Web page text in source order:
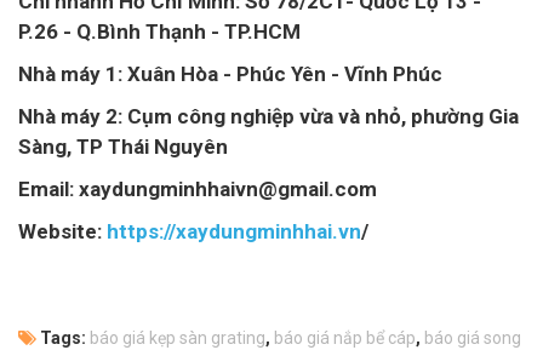
P.26 - Q.Bình Thạnh - TP.HCM
Nhà máy 1: Xuân Hòa - Phúc Yên - Vĩnh Phúc
Nhà máy 2: Cụm công nghiệp vừa và nhỏ, phường Gia
Sàng, TP Thái Nguyên
Email: xaydungminhhaivn@gmail.com
Website: https://xaydungminhhai.vn/
Tags: báo giá kẹp sàn grating, báo giá nắp bể cáp, báo giá song